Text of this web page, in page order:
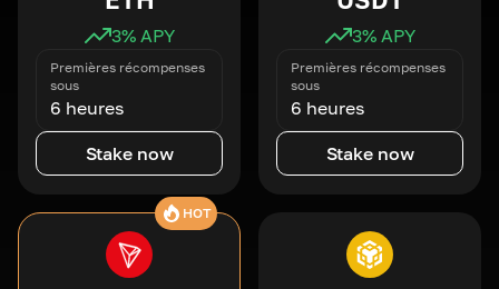
3% APY
Premières récompenses
sous
6 heures
Stake now
3% APY
Premières récompenses
sous
6 heures
Stake now
HOT